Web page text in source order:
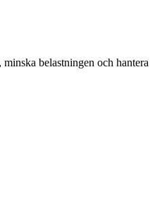
belastningen och hantera